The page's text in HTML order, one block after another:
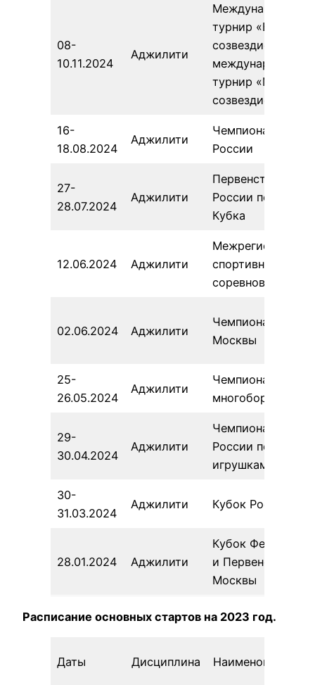
08-
10.11.2024
Аджилити
Международный
турнир «Большое
созвездие» и
международный
турнир «Малое
созвездие»
16-
18.08.2024
Аджилити
Чемпионат
России
27-
28.07.2024
Аджилити
Первенство
России по схеме
Кубка
12.06.2024 Аджилити
спортивные
соревнования
02.06.2024 Аджилити
Чемпионат
Москвы
25-
26.05.2024
Аджилити
Чемпионат ЦФО
многоборье
29-
30.04.2024
Аджилити
Чемпионат
России по
игрушкам
30-
31.03.2024
Аджилити Кубок России
28.01.2024 Аджилити
Кубок Федерации
и Первенство
Москвы
Расписание основных стартов на 2023 год.
Даты Дисциплина Наименование